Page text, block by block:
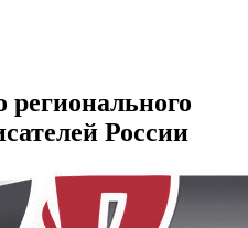
регионального
России